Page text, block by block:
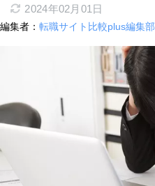
2024年02月01日
編集者： 転職サイト比較plus編集部